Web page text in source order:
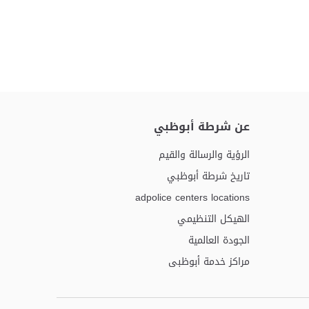
عن شرطة أبوظبي
الرؤية والرسالة والقيم
تاريخ شرطة أبوظبي
adpolice centers locations
الهيكل التنظيمي
الجودة العالمية
مراكز خدمة أبوظبى